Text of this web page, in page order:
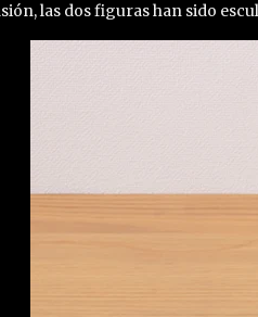
las dos figuras han sido